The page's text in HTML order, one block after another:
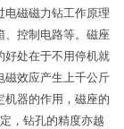
电磁磁力钻工作原理
、控制电路等。磁座
好处在于不用停机就
磁效应产生上千公斤
机器的作用，磁座的
，钻孔的精度亦越